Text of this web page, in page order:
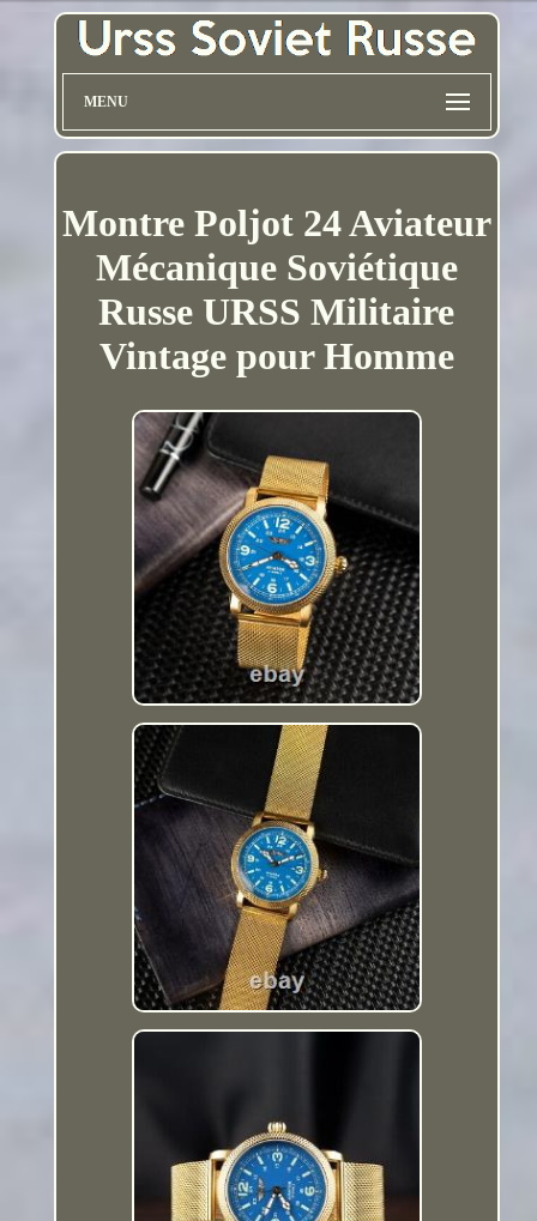
MENU
Montre Poljot 24 Aviateur
Mécanique Soviétique
Russe URSS Militaire
Vintage pour Homme